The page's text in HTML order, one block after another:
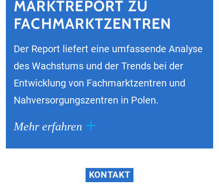
MARKTREPORT ZU
FACHMARKTZENTREN
Der Report liefert eine umfassende Analyse
des Wachstums und der Trends bei der
Entwicklung von Fachmarktzentren und
Nahversorgungszentren in Polen.
Mehr erfahren
KONTAKT